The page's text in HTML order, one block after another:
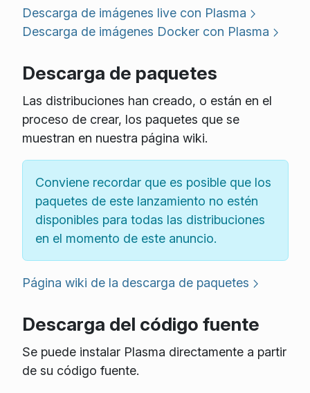
Descarga de imágenes live con Plasma
Descarga de imágenes Docker con Plasma
Descarga de paquetes
Las distribuciones han creado, o están en el
proceso de crear, los paquetes que se
muestran en nuestra página wiki.
Conviene recordar que es posible que los
paquetes de este lanzamiento no estén
disponibles para todas las distribuciones
en el momento de este anuncio.
Página wiki de la descarga de paquetes
Descarga del código fuente
Se puede instalar Plasma directamente a partir
de su código fuente.